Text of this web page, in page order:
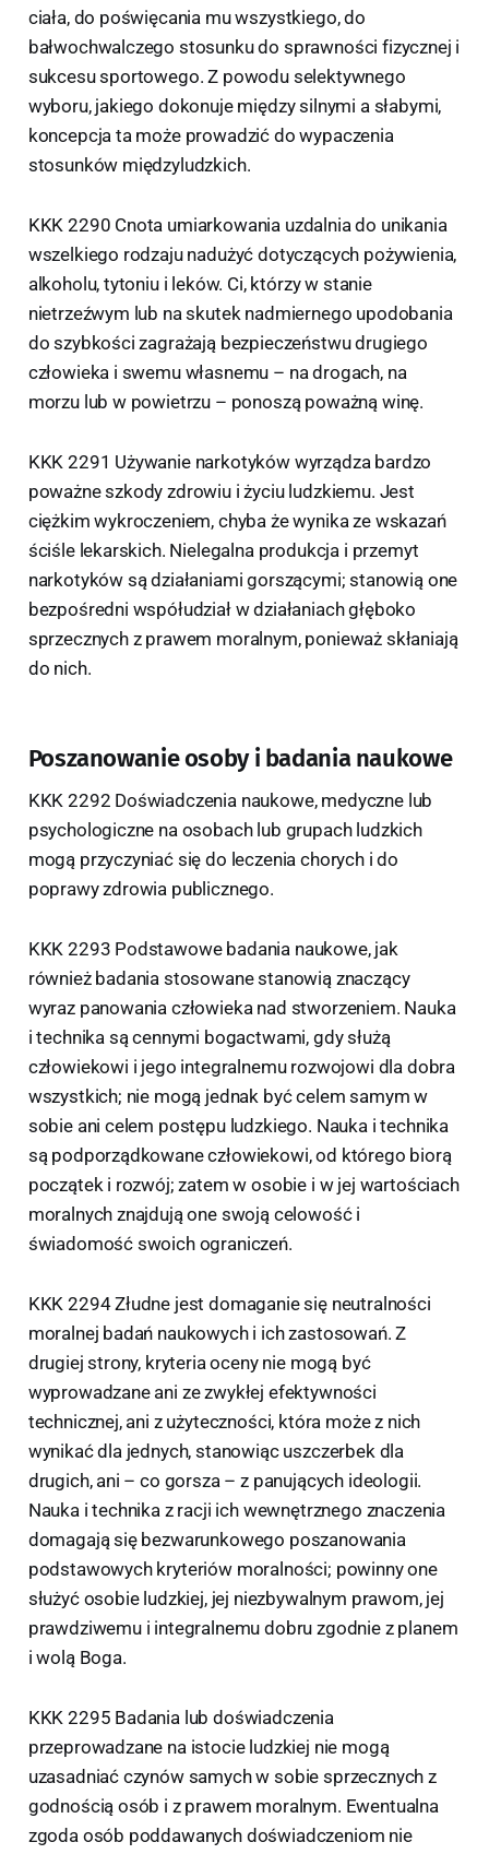
ciała, do poświęcania mu wszystkiego, do
bałwochwalczego stosunku do sprawności fizycznej i
sukcesu sportowego. Z powodu selektywnego
wyboru, jakiego dokonuje między silnymi a słabymi,
koncepcja ta może prowadzić do wypaczenia
stosunków międzyludzkich.
KKK 2290 Cnota umiarkowania uzdalnia do unikania
wszelkiego rodzaju nadużyć dotyczących pożywienia,
alkoholu, tytoniu i leków. Ci, którzy w stanie
nietrzeźwym lub na skutek nadmiernego upodobania
do szybkości zagrażają bezpieczeństwu drugiego
człowieka i swemu własnemu – na drogach, na
morzu lub w powietrzu – ponoszą poważną winę.
KKK 2291 Używanie narkotyków wyrządza bardzo
poważne szkody zdrowiu i życiu ludzkiemu. Jest
ciężkim wykroczeniem, chyba że wynika ze wskazań
ściśle lekarskich. Nielegalna produkcja i przemyt
narkotyków są działaniami gorszącymi; stanowią one
bezpośredni współudział w działaniach głęboko
sprzecznych z prawem moralnym, ponieważ skłaniają
do nich.
Poszanowanie osoby i badania naukowe
KKK 2292 Doświadczenia naukowe, medyczne lub
psychologiczne na osobach lub grupach ludzkich
mogą przyczyniać się do leczenia chorych i do
poprawy zdrowia publicznego.
KKK 2293 Podstawowe badania naukowe, jak
również badania stosowane stanowią znaczący
wyraz panowania człowieka nad stworzeniem. Nauka
i technika są cennymi bogactwami, gdy służą
człowiekowi i jego integralnemu rozwojowi dla dobra
wszystkich; nie mogą jednak być celem samym w
sobie ani celem postępu ludzkiego. Nauka i technika
są podporządkowane człowiekowi, od którego biorą
początek i rozwój; zatem w osobie i w jej wartościach
moralnych znajdują one swoją celowość i
świadomość swoich ograniczeń.
KKK 2294 Złudne jest domaganie się neutralności
moralnej badań naukowych i ich zastosowań. Z
drugiej strony, kryteria oceny nie mogą być
wyprowadzane ani ze zwykłej efektywności
technicznej, ani z użyteczności, która może z nich
wynikać dla jednych, stanowiąc uszczerbek dla
drugich, ani – co gorsza – z panujących ideologii.
Nauka i technika z racji ich wewnętrznego znaczenia
domagają się bezwarunkowego poszanowania
podstawowych kryteriów moralności; powinny one
służyć osobie ludzkiej, jej niezbywalnym prawom, jej
prawdziwemu i integralnemu dobru zgodnie z planem
i wolą Boga.
KKK 2295 Badania lub doświadczenia
przeprowadzane na istocie ludzkiej nie mogą
uzasadniać czynów samych w sobie sprzecznych z
godnością osób i z prawem moralnym. Ewentualna
zgoda osób poddawanych doświadczeniom nie